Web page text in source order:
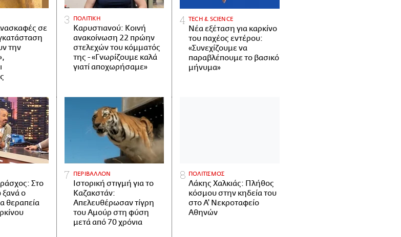
σε
την
ΠΟΛΙΤΙΚΗ
Καρυστιανού: Κοινή
ανακοίνωση 22 πρώην
στελεχών του κόμματός
της - «Γνωρίζουμε καλά
γιατί αποχωρήσαμε»
ΤECH & SCIENCE
Νέα εξέταση για καρκίνο
του παχέος εντέρου:
«Συνεχίζουμε να
παραβλέπουμε το βασικό
μήνυμα»
Στο
ξανά ο
θεραπεία
ΠΕΡΙΒΑΛΛΟΝ
Ιστορική στιγμή για το
Καζακστάν:
Απελευθέρωσαν τίγρη
του Αμούρ στη φύση
μετά από 70 χρόνια
ΠΟΛΙΤΙΣΜΟΣ
Λάκης Χαλκιάς: Πλήθος
κόσμου στην κηδεία του
στο Α' Νεκροταφείο
Αθηνών